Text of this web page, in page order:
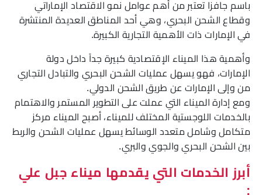
باسم جافزا تعتبر من أهم عوامل نمو الاقتصاد الإماراتي
وقطاع الشحن البحري، وهي أحد المناطق العديدة المنتشرة
في الإمارات ذات الأهمية التجارية الكبيرة.
وأهمية هذا الميناء الإقتصادية كبيرة جداً داخل دولة
الإمارات، فهو يسهل عمليات الشحن البحري والتبادل التجاري
من وإلى الإمارات عن طريق الشحن الدولي.
ومع إدارة الميناء التي عملت على التطوير المستمر والاهتمام
بالخدمات اللوجستية المختلف للميناء، أصبح الميناء مركز
متكامل وشامل متعدد الوسائط يسهل عمليات الشحن والربط
بين الشحن البحري والجوي والبري.
أبرز الخدمات التي يقدمها ميناء جبل علي
: